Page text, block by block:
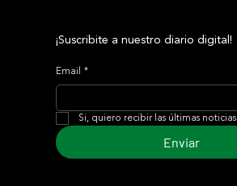
¡Suscribite a nuestro diario digital!
Email *
Si, quiero recibir las últimas noticias
Enviar